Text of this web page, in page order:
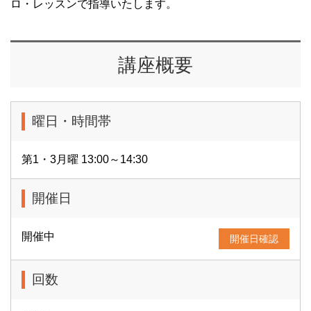
ロ・レッスンで指導いたします。
講座概要
曜日・時間帯
第1・3月曜 13:00～14:30
開催日
開催中 開催日確認
回数